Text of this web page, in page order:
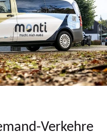
Verkehre